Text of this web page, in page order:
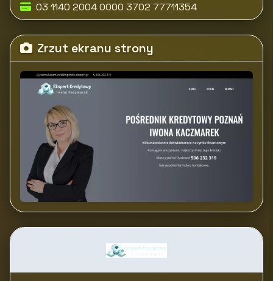
03 1140 2004 0000 3702 77711354
Zrzut ekranu strony